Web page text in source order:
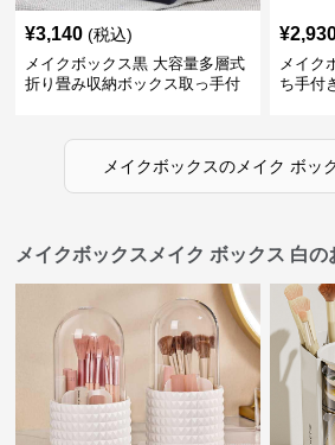
¥3,140 (税込)
メイクボックス黒 大容量多層式
折り畳み収納ボックス取っ手付
¥
メイク
ち手付
メイクボックスのメイク ボッ
メイクボックスメイク ボックス 白